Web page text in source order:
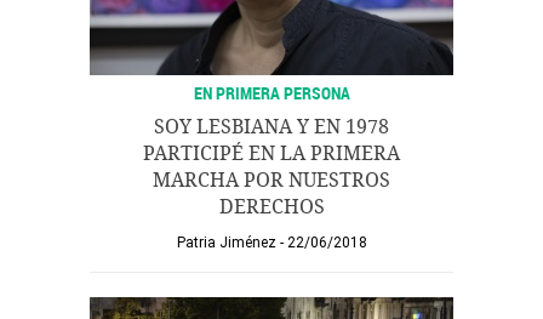
EN PRIMERA PERSONA
SOY LESBIANA Y EN 1978
PARTICIPÉ EN LA PRIMERA
MARCHA POR NUESTROS
DERECHOS
Patria Jiménez 22/06/2018